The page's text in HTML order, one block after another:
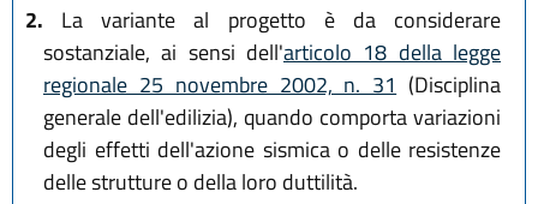
2. La variante al progetto è da considerare
sostanziale, ai sensi dell'articolo 18 della legge
regionale 25 novembre 2002, n. 31 (Disciplina
generale dell'edilizia), quando comporta variazioni
degli effetti dell'azione sismica o delle resistenze
delle strutture o della loro duttilità.